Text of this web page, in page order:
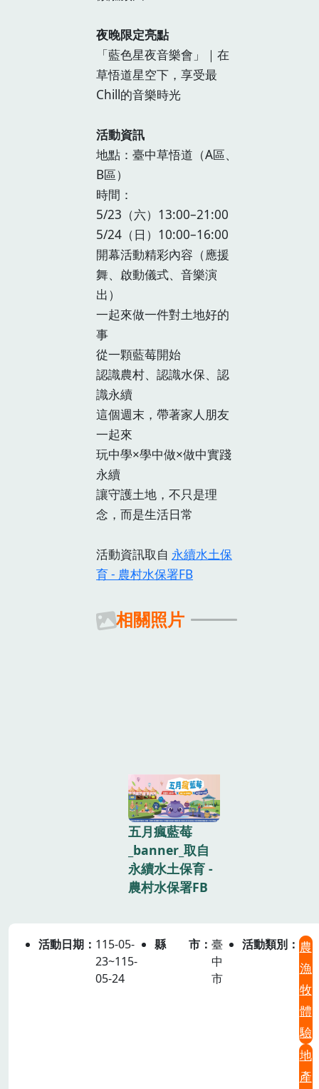
夜晚限定亮點
「藍色星夜音樂會」｜在
草悟道星空下，享受最
Chill的音樂時光
活動資訊
地點：臺中草悟道（A區、
B區）
時間：
5/23（六）13:00–21:00
5/24（日）10:00–16:00
開幕活動精彩內容（應援
舞、啟動儀式、音樂演
出）
一起來做一件對土地好的
事
從一顆藍莓開始
認識農村、認識水保、認
識永續
這個週末，帶著家人朋友
一起來
玩中學×學中做×做中實踐
永續
讓守護土地，不只是理
念，而是生活日常
活動資訊取自 永續水土保
育 - 農村水保署FB
相關照片
五月瘋藍莓
_banner_取自
永續水土保育 -
農村水保署FB
活動日期
115-05-
23~115-
05-24
縣市
臺
中
市
活動類別
農
漁
牧
體
驗
地
產